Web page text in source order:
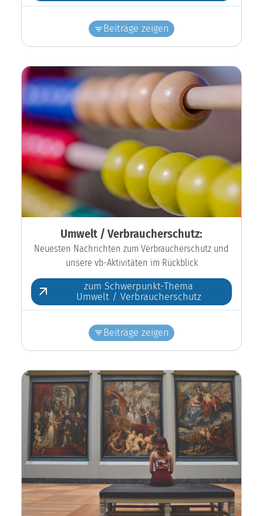
Beiträge zeigen
Umwelt / Verbraucherschutz:
Neuesten Nachrichten zum Verbraucherschutz und
unsere vb-Aktivitäten im Rückblick
zum Schwerpunkt-Thema
Umwelt / Verbraucherschutz
Beiträge zeigen